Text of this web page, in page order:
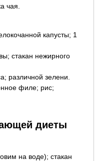
чая.
капусты; 1
стакан нежирного
различной зелени.
филе; рис;
диеты
на воде); стакан